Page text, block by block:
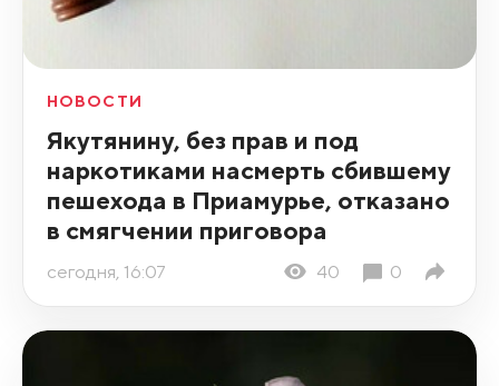
НОВОСТИ
Якутянину, без прав и под
наркотиками насмерть сбившему
пешехода в Приамурье, отказано
в смягчении приговора
сегодня, 16:07 40 0